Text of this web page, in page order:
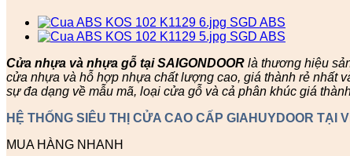
Cửa nhựa và nhựa gỗ tại SAIGONDOOR là thương hiệu
cửa nhựa và hỗ hợp nhựa chất lượng cao, giá thành rẻ nhất
sự đa dạng về mẫu mã, loại cửa gỗ và cả phân khúc giá
HỆ THỐNG SIÊU THỊ CỬA CAO CẤP GIAHUYDOOR TẠI
MUA HÀNG NHANH